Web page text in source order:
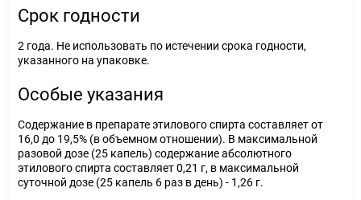
Срок годности
2 года. Не использовать по истечении срока годности,
указанного на упаковке.
Особые указания
Содержание в препарате этилового спирта составляет от
16,0 до 19,5% (в объемном отношении). В максимальной
разовой дозе (25 капель) содержание абсолютного
этилового спирта составляет 0,21 г, в максимальной
суточной дозе (25 капель 6 раз в день) - 1,26 г.